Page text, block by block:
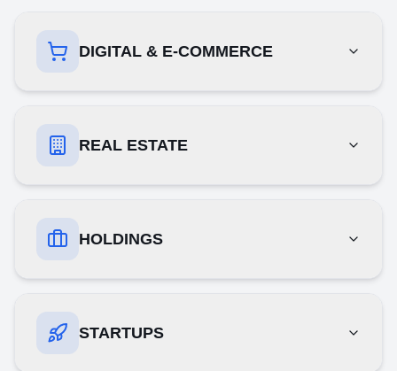
DIGITAL & E-COMMERCE
REAL ESTATE
HOLDINGS
STARTUPS